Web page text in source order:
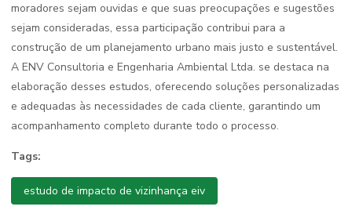
moradores sejam ouvidas e que suas preocupações e sugestões
sejam consideradas, essa participação contribui para a
construção de um planejamento urbano mais justo e sustentável.
A ENV Consultoria e Engenharia Ambiental Ltda. se destaca na
elaboração desses estudos, oferecendo soluções personalizadas
e adequadas às necessidades de cada cliente, garantindo um
acompanhamento completo durante todo o processo.
Tags:
estudo de impacto de vizinhança eiv